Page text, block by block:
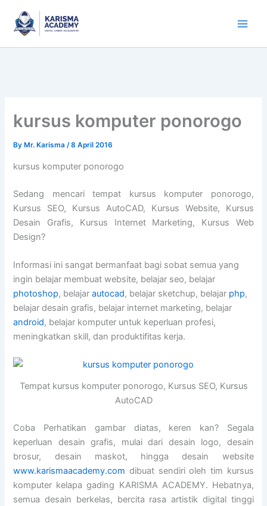
content
kursus komputer ponorogo
By Mr. Karisma/8 April 2016
kursus komputer ponorogo
Sedang mencari tempat kursus komputer ponorogo,
Kursus SEO, Kursus AutoCAD, Kursus Website, Kursus
Desain Grafis, Kursus Internet Marketing, Kursus Web
Design?
Informasi ini sangat bermanfaat bagi sobat semua yang
ingin belajar membuat website, belajar seo, belajar
photoshop, belajarautocad, belajar sketchup, belajar php,
belajar desain grafis, belajar internet marketing, belajar
android, belajar komputer untuk keperluan profesi,
meningkatkan skill, dan produktifitas kerja.
Tempat kursus komputer ponorogo, Kursus SEO, Kursus
AutoCAD
Coba Perhatikan gambar diatas, keren kan? Segala
keperluan desain grafis, mulai dari desain logo, desain
brosur, desain maskot, hingga desain website
www.karismaacademy.com dibuat sendiri oleh tim kursus
komputer kelapa gading KARISMA ACADEMY. Hebatnya,
semua desain berkelas, bercita rasa artistik digital tinggi